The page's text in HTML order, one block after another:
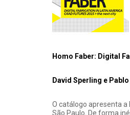
Homo Faber: Digital
David Sperling e
O catálogo apresenta a
São Paulo. De forma